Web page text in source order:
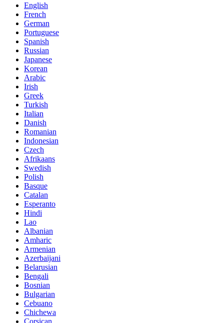
English
French
German
Portuguese
Spanish
Russian
Japanese
Korean
Arabic
Irish
Greek
Turkish
Italian
Danish
Romanian
Indonesian
Czech
Afrikaans
Swedish
Polish
Basque
Catalan
Esperanto
Hindi
Lao
Albanian
Amharic
Armenian
Azerbaijani
Belarusian
Bengali
Bosnian
Bulgarian
Cebuano
Chichewa
Corsican